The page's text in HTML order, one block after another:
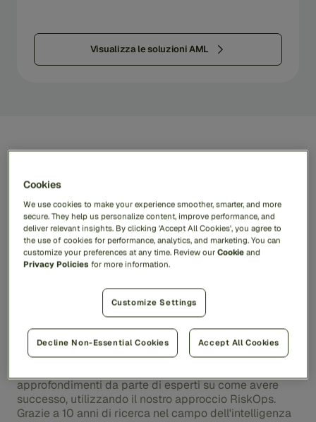
Visualizza le soluzioni AML
Scelto dalle principali società
finanziarie globali.
Innovazione comprovata. Competenza
consolidata
approfondimenti da parte di esperti su come avere
successo, utilizzando il nostro approccio RiskOps.
Grazie a 10 anni di ricerca nel campo dell'intelligenza
Cookies
We use cookies to make your experience smoother, smarter, and more
secure. They help us personalize content, improve performance, and
deliver relevant insights. By clicking 'Accept All Cookies', you agree to
the use of cookies for performance, analytics, and marketing. You can
customize your preferences at any time. Review ourCookie and
Privacy Policies for more information.
Customize Settings
Decline Non-Essential Cookies Accept All Cookies